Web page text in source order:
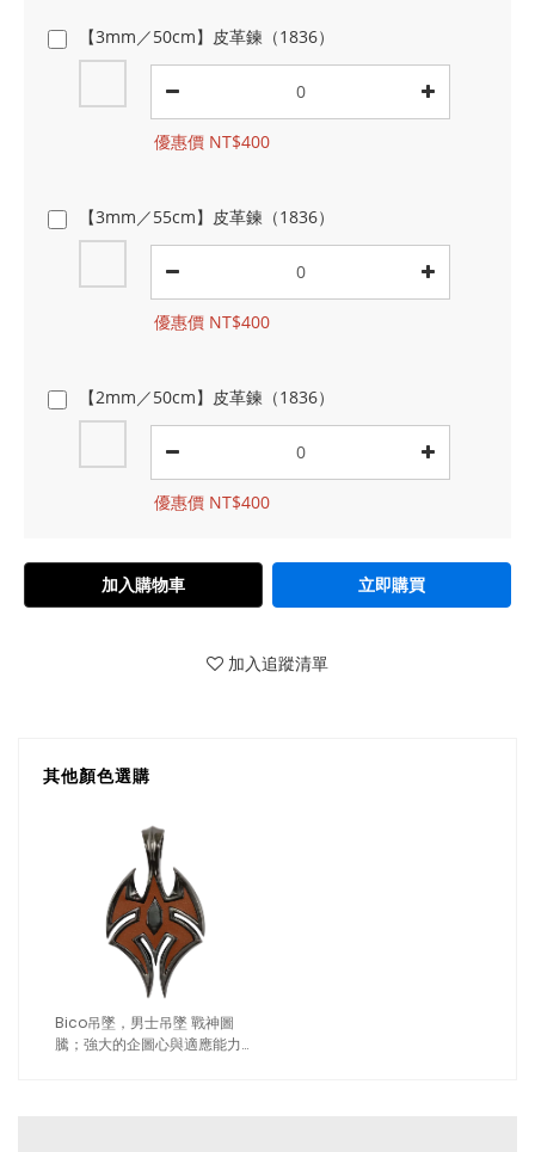
【3mm／50cm】皮革鍊（1836）
優惠價 NT$400
【3mm／55cm】皮革鍊（1836）
優惠價 NT$400
【2mm／50cm】皮革鍊（1836）
優惠價 NT$400
加入購物車 立即購買
加入追蹤清單
其他顏色選購
Bico吊墜，男士吊墜 戰神圖
騰；強大的企圖心與適應能力